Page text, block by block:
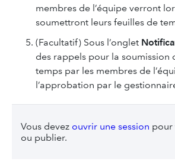
membres de l’équipe verront
soumettront leurs feuilles de
(Facultatif) Sous l’onglet
des rappels pour la soumission
temps par les membres de
l’approbation par le
Vous devez ouvrir une session pour
ou publier.